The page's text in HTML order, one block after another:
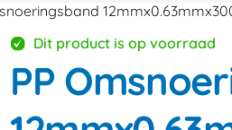
Dit product is op voorraad
PP